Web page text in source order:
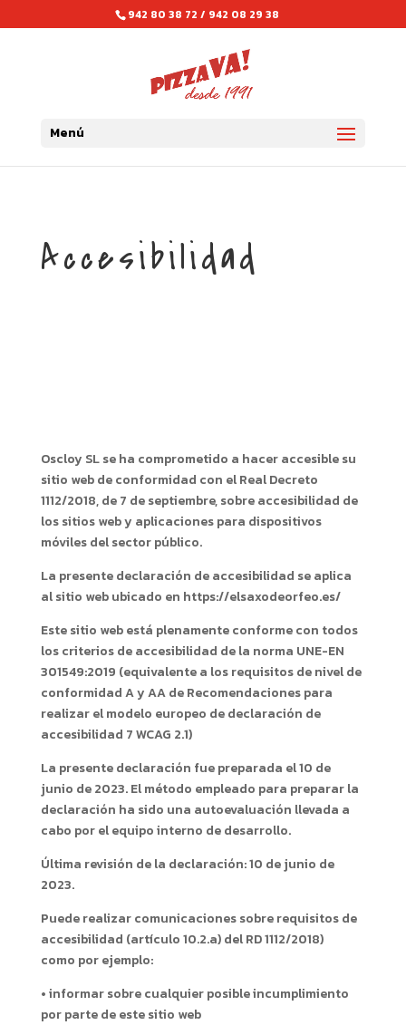
942 80 38 72 / 942 08 29 38
Menú
Accesibilidad
Oscloy SL se ha comprometido a hacer accesible su
sitio web de conformidad con el Real Decreto
1112/2018, de 7 de septiembre, sobre accesibilidad de
los sitios web y aplicaciones para dispositivos
móviles del sector público.
La presente declaración de accesibilidad se aplica
al sitio web ubicado en https://elsaxodeorfeo.es/
Este sitio web está plenamente conforme con todos
los criterios de accesibilidad de la norma UNE-EN
301549:2019 (equivalente a los requisitos de nivel de
conformidad A y AA de Recomendaciones para
realizar el modelo europeo de declaración de
accesibilidad 7 WCAG 2.1)
La presente declaración fue preparada el 10 de
junio de 2023. El método empleado para preparar la
declaración ha sido una autoevaluación llevada a
cabo por el equipo interno de desarrollo.
Última revisión de la declaración: 10 de junio de
2023.
Puede realizar comunicaciones sobre requisitos de
accesibilidad (artículo 10.2.a) del RD 1112/2018)
como por ejemplo:
• informar sobre cualquier posible incumplimiento
por parte de este sitio web